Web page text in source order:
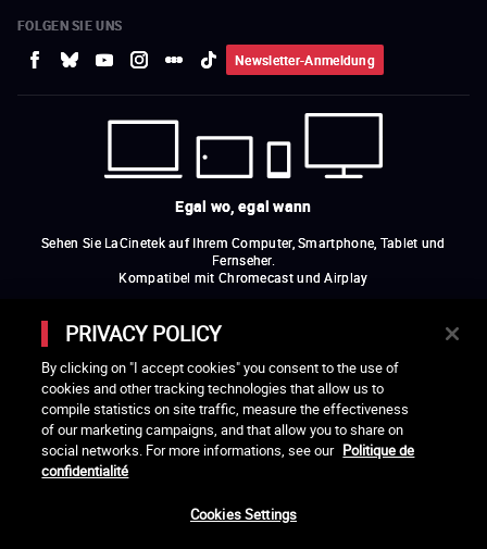
FOLGEN SIE UNS
Newsletter-Anmeldung
Egal wo, egal wann
Sehen Sie LaCinetek auf Ihrem Computer, Smartphone, Tablet und
Fernseher.
Kompatibel mit Chromecast und Airplay
GRÜNDUNGSMITGLIEDER
Pascale Ferran, Cédric Klapisch, Laurent Cantet (Regisseur*innen
Alain Rocca.
DIE MITGLIEDER DER VEREINIGUNG LA CINÉMATHÈQUE DES
Olivier Assayas, Bertrand Bonello, Michel Hazanavicius (Repräsentant der
PRIVACY POLICY
By clicking on "I accept cookies" you consent to the use of
cookies and other tracking technologies that allow us to
compile statistics on site traffic, measure the effectiveness
of our marketing campaigns, and that allow you to share on
social networks. For more informations, see our Politique de
confidentialité
Cookies Settings